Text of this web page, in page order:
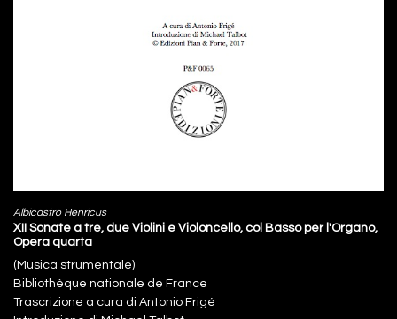
Albicastro Henricus
XII Sonate a tre, due Violini e Violoncello, col Basso per l'Organo,
Opera quarta
(Musica strumentale)
Bibliothèque nationale de France
Trascrizione a cura di Antonio Frigé